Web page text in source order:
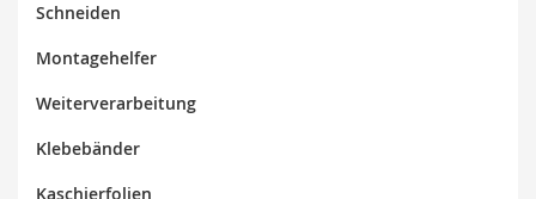
Schneiden
Montagehelfer
Weiterverarbeitung
Klebebänder
Kaschierfolien